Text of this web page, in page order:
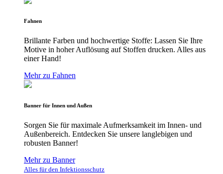
Fahnen
Brillante Farben und hochwertige Stoffe: Lassen Sie Ihre
Motive in hoher Auflösung auf Stoffen drucken. Alles aus
einer Hand!
Mehr zu Fahnen
Banner für Innen und Außen
Sorgen Sie für maximale Aufmerksamkeit im Innen- und
Außenbereich. Entdecken Sie unsere langlebigen und
robusten Banner!
Mehr zu Banner
Alles für den Infektionsschutz